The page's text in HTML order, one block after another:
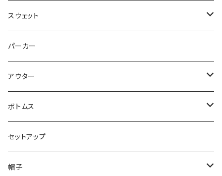
スウェット
トップス
パンツ
パーカー
アウター
ジャケット
コート
ダウン
ボトムス
ロングパンツ
ハーフパンツ
セットアップ
帽子